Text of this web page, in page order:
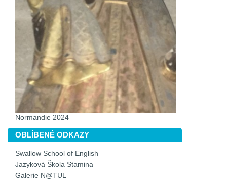
Normandie 2024
OBLÍBENÉ ODKAZY
Swallow School of English
Jazyková Škola Stamina
Galerie N@TUL